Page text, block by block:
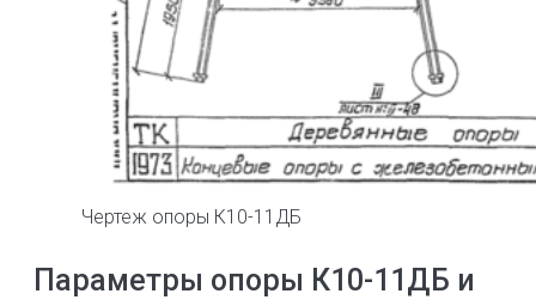
Чертеж опоры К10-11ДБ
Параметры опоры К10-11ДБ и